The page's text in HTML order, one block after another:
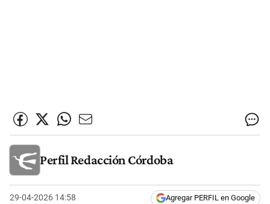
Perfil Redacción Córdoba
29-04-2026 14:58 Agregar PERFIL en Google